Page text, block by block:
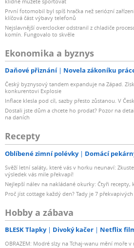
První fotomobil byl spíš hračka než seriózní
klíčová část výbavy telefonů
Nejslavnější overclocker odstranil z chladiče
komín. Fungovalo to skvěle
Ekonomika a byznys
Daňové přiznání Novela zákoníku
Český byznysový tandem expanduje na Západ.
konkurentovi Explosie
Inflace klesla pod cíl, sazby přesto zůstanou. V
Dostali jste dům a chcete ho prodat? Pozor na
na daních
Recepty
Oblíbené zimní polévky Domácí
Svěží letní saláty, které vás v horku neunaví:
výsledek vás mile překvapí!
Nejlepší nálev na nakládané okurky: Čtyři recepty,
Proč jíst cottage každý den? Tady je 7
Hobby a zábava
BLESK Tlapky Divoký kačer Netflix
OBRAZEM: Modré slzy na Tchaj-wanu mění moře v